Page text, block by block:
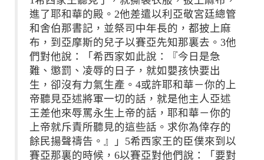
進了耶和華的殿。2他差遣以利亞敬宮廷總管
和舍伯那書記，並祭司中年長的，都披上麻
布，到亞摩斯的兒子以賽亞先知那裏去。3他
們對他說：「希西家如此說：『今日是急
難、懲罰、凌辱的日子，就如嬰孩快要出
生，卻沒有力氣生產。4或許耶和華－你的上
帝聽見亞述將軍一切的話，就是他主人亞述
王差他來辱罵永生上帝的話，耶和華－你的
上帝就斥責所聽見的這些話。求你為倖存的
餘民揚聲禱告。』」5希西家王的臣僕來到以
賽亞那裏的時候，6以賽亞對他們說：「要對